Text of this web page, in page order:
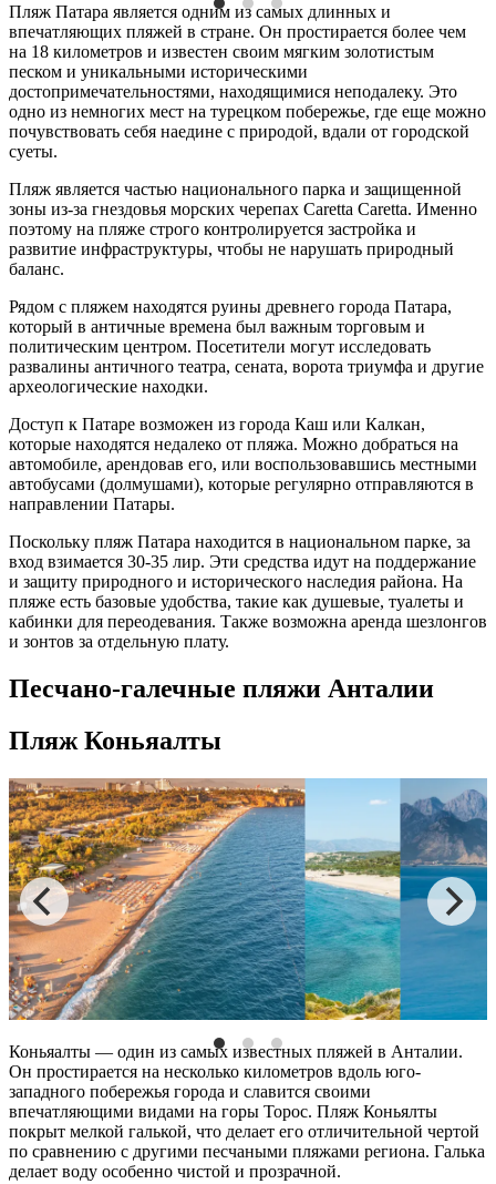
Пляж Патара является одним из самых длинных и
впечатляющих пляжей в стране. Он простирается более чем
на 18 километров и известен своим мягким золотистым
песком и уникальными историческими
достопримечательностями, находящимися неподалеку. Это
одно из немногих мест на турецком побережье, где еще можно
почувствовать себя наедине с природой, вдали от городской
суеты.
Пляж является частью национального парка и защищенной
зоны из-за гнездовья морских черепах Caretta Caretta. Именно
поэтому на пляже строго контролируется застройка и
развитие инфраструктуры, чтобы не нарушать природный
баланс.
Рядом с пляжем находятся руины древнего города Патара,
который в античные времена был важным торговым и
политическим центром. Посетители могут исследовать
развалины античного театра, сената, ворота триумфа и другие
археологические находки.
Доступ к Патаре возможен из города Каш или Калкан,
которые находятся недалеко от пляжа. Можно добраться на
автомобиле, арендовав его, или воспользовавшись местными
автобусами (долмушами), которые регулярно отправляются в
направлении Патары.
Поскольку пляж Патара находится в национальном парке, за
вход взимается 30-35 лир. Эти средства идут на поддержание
и защиту природного и исторического наследия района. На
пляже есть базовые удобства, такие как душевые, туалеты и
кабинки для переодевания. Также возможна аренда шезлонгов
и зонтов за отдельную плату.
Песчано-галечные пляжи Анталии
Пляж Коньяалты
Коньяалты — один из самых известных пляжей в Анталии.
Он простирается на несколько километров вдоль юго-
западного побережья города и славится своими
впечатляющими видами на горы Торос. Пляж Коньялты
покрыт мелкой галькой, что делает его отличительной чертой
по сравнению с другими песчаными пляжами региона. Галька
делает воду особенно чистой и прозрачной.